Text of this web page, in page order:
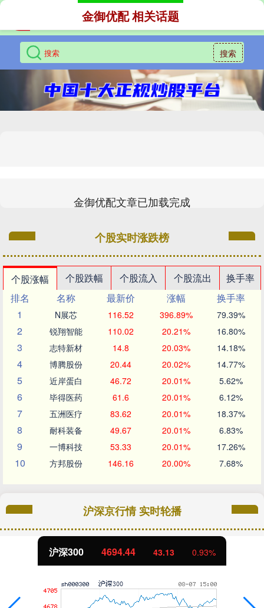
搜索
金御优配 相关话题
金御优配文章已加载完成
个股实时涨跌榜
个股涨幅 个股跌幅 个股流入 个股流出
换手率
排名
名称 最新价 涨幅
换手率
1
N展芯 116.52 396.89% 79.39%
2 锐翔智能 110.02 20.21% 16.80%
3 志特新材 14.8 20.03% 14.18%
4 博腾股份 20.44 20.02% 14.77%
5 近岸蛋白 46.72 20.01% 5.62%
6 毕得医药 61.6 20.01% 6.12%
7 五洲医疗 83.62 20.01% 18.37%
8 耐科装备 49.67 20.01% 6.83%
9 一博科技 53.33 20.01% 17.26%
10 方邦股份 146.16 20.00% 7.68%
沪深京行情 实时轮播
沪深300 4694.44 43.13 0.93%